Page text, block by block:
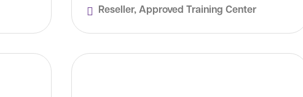
Reseller, Approved Training Center